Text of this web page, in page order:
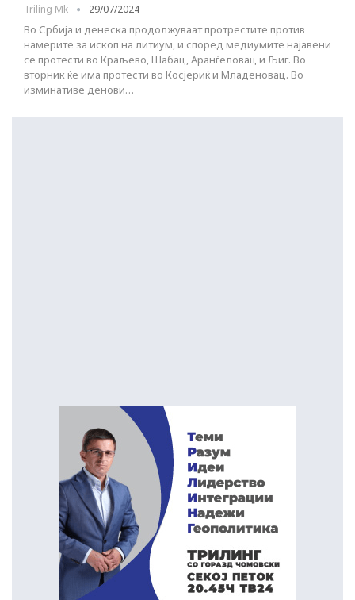
Triling Mk 29/07/2024
Во Србија и денеска продолжуваат протрестите против
намерите за ископ на литиум, и според медиумите најавени
се протести во Краљево, Шабац, Аранѓеловац и Љиг. Во
вторник ќе има протести во Косјериќ и Младеновац. Во
изминативе денови…